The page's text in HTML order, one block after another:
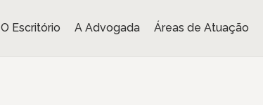
O Escritório A Advogada Áreas de Atuação